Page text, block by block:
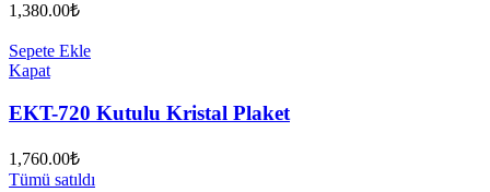
1,380.00₺
Sepete Ekle
Kapat
EKT-720 Kutulu Kristal Plaket
1,760.00₺
Tümü satıldı